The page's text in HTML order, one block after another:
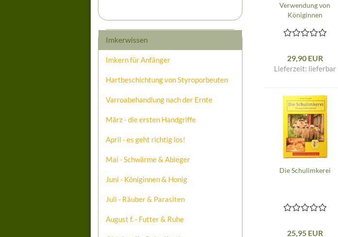
Verwendung von
Königinnen
29,90 EUR
Lieferzeit: lieferbar
Die Schulimkerei
25,95 EUR
Imkerwissen
Imkern für Anfänger
Hartbeschichtung von Styroporbeuten
Varroabehandlung nach der Ernte
März - die ersten Handgriffe
April - es geht richtig los!
Mai - Schwärme & Ableger
Juni - Königinnen & Honig
Juli - Räuber & Parasiten
August f. - Futter & Ruhe